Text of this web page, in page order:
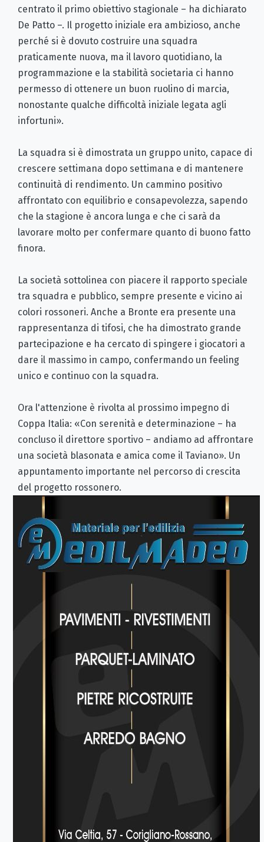
centrato il primo obiettivo stagionale – ha dichiarato
De Patto –. Il progetto iniziale era ambizioso, anche
perché si è dovuto costruire una squadra
praticamente nuova, ma il lavoro quotidiano, la
programmazione e la stabilità societaria ci hanno
permesso di ottenere un buon ruolino di marcia,
nonostante qualche difficoltà iniziale legata agli
infortuni».
La squadra si è dimostrata un gruppo unito, capace di
crescere settimana dopo settimana e di mantenere
continuità di rendimento. Un cammino positivo
affrontato con equilibrio e consapevolezza, sapendo
che la stagione è ancora lunga e che ci sarà da
lavorare molto per confermare quanto di buono fatto
finora.
La società sottolinea con piacere il rapporto speciale
tra squadra e pubblico, sempre presente e vicino ai
colori rossoneri. Anche a Bronte era presente una
rappresentanza di tifosi, che ha dimostrato grande
partecipazione e ha cercato di spingere i giocatori a
dare il massimo in campo, confermando un feeling
unico e continuo con la squadra.
Ora l'attenzione è rivolta al prossimo impegno di
Coppa Italia: «Con serenità e determinazione – ha
concluso il direttore sportivo – andiamo ad affrontare
una società blasonata e amica come il Taviano». Un
appuntamento importante nel percorso di crescita
del progetto rossonero.